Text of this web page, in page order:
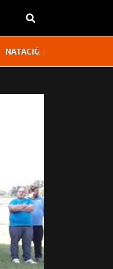
NATACIÓN
‹ ›